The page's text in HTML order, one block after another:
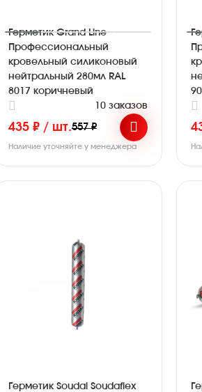
Герметик Grand Line
Профессиональный
кровельный силиконовый
нейтральный 280мл RAL
8017 коричневый
10 заказов
435 ₽ / шт.557 ₽
Наличие уточняйте у менеджера
Герметик Soudal Soudaflex